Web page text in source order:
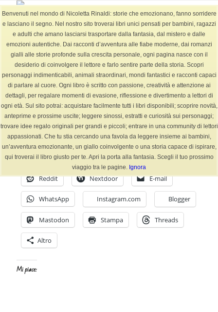
Benvenuti nel mondo di Nicoletta Rinaldi: storie che emozionano, fanno sorridere
e lasciano il segno. Nel nostro sito troverai libri unici pensati per bambini, ragazzi
e adulti che amano lasciarsi trasportare dalla fantasia, dal mistero e dalle
emozioni autentiche. Dai racconti d’avventura alle fiabe moderne, dai romanzi
gialli alle storie profonde sulla crescita personale, ogni pagina nasce con il
desiderio di coinvolgere il lettore e farlo sentire parte della storia. Scopri
personaggi indimenticabili, animali straordinari, mondi fantastici e racconti capaci
di parlare al cuore. Ogni libro è scritto con passione, creatività e attenzione ai
dettagli, per regalare momenti di evasione, riflessione e divertimento a lettori di
ogni età. Sul sito potrai: acquistare facilmente tutti i libri disponibili; scoprire novità,
anteprime e prossime uscite; leggere sinossi, estratti e curiosità sui personaggi;
trovare idee regalo originali per grandi e piccoli; entrare in una community di lettori
appassionati. Che tu stia cercando una favola da leggere insieme ai bambini,
un’avventura emozionante, un giallo coinvolgente o una storia capace di ispirare,
qui troverai il libro giusto per te. Apri la porta alla fantasia. Scegli il tuo prossimo
viaggio tra le pagine. Ignora
BLOG
Sei in: Home / BLOG / attestato / FIABE-ATTESTATO Concorso
FIABE-ATTESTATO Concorso
30 Luglio 2022 5 Commenti / in Vario Tipo
Facebook X LinkedIn
Tumblr Telegram Pinterest
Reddit Nextdoor E-mail
WhatsApp Instagram.com Blogger
Mastodon Stampa Threads
Altro
Mi piace: